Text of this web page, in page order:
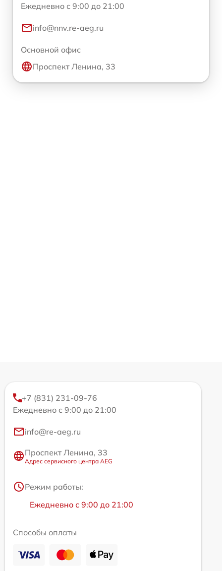
Ежедневно с 9:00 до 21:00
info@nnv.re-aeg.ru
Основной офис
Проспект Ленина, 33
+7 (831) 231-09-76
Ежедневно с 9:00 до 21:00
info@re-aeg.ru
Проспект Ленина, 33
Адрес сервисного центра AEG
Режим работы:
Ежедневно с 9:00 до 21:00
Способы оплаты